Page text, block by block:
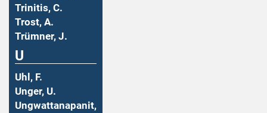
Trinitis, C.
Trost, A.
Trümner, J.
U
Uhl, F.
Unger, U.
Ungwattanapanit,